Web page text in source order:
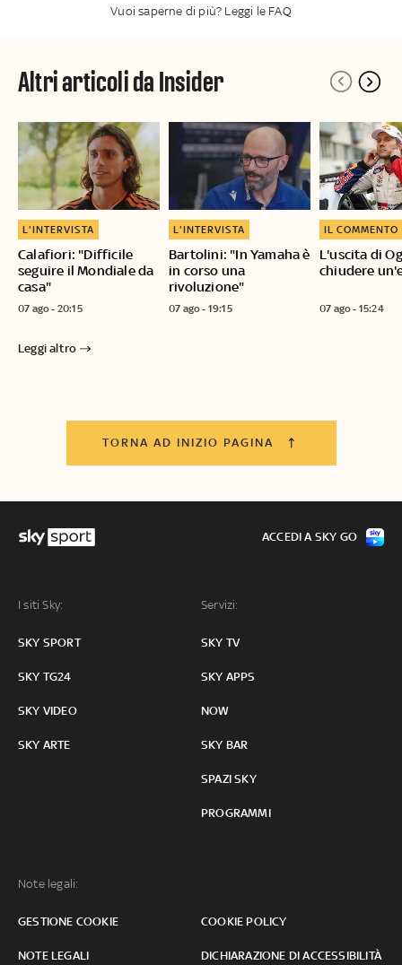
Vuoi saperne di più? Leggi le FAQ
Altri articoli da Insider
Calafiori: "Difficile
seguire il Mondiale da
casa"
L'INTERVISTA
07 ago - 20:15
Bartolini: "In Yamaha è
in corso una
rivoluzione"
L'INTERVISTA
07 ago - 19:15
L'uscita di
chiudere
IL COMMENTO
07 ago - 15:24
Leggi altro
TORNA AD INIZIO PAGINA
I siti Sky:
SKY SPORT
SKY TG24
SKY VIDEO
SKY ARTE
Servizi:
SKY TV
SKY APPS
NOW
SKY BAR
SPAZI SKY
PROGRAMMI
Note legali:
GESTIONE COOKIE COOKIE POLICY
NOTE LEGALI DICHIARAZIONE DI ACCESSIBILITÀ
ACCEDI A SKY GO